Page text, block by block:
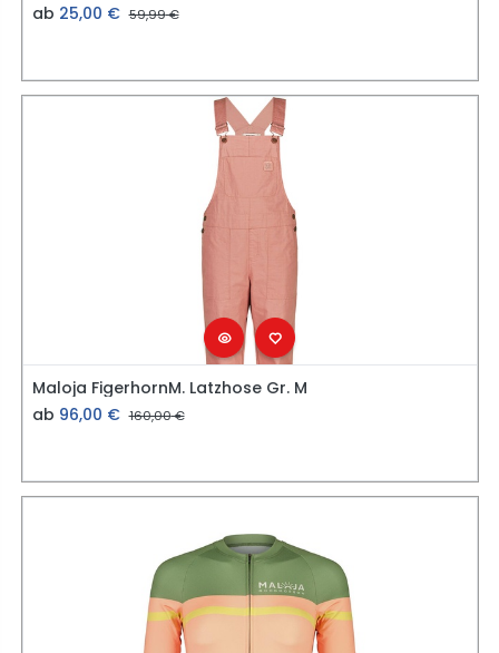
ab 25,00 € 59,99€
Maloja FigerhornM. Latzhose Gr. M
ab 96,00 € 160,00€